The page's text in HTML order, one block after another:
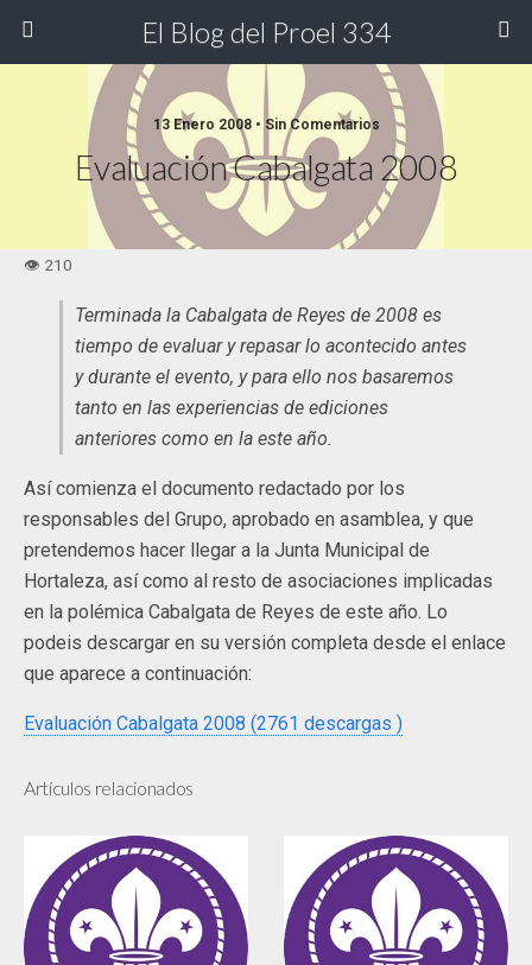
El Blog del Proel 334
13 Enero 2008 • Sin Comentarios
Evaluación Cabalgata 2008
Terminada la Cabalgata de Reyes de 2008 es
tiempo de evaluar y repasar lo acontecido antes
y durante el evento, y para ello nos basaremos
tanto en las experiencias de ediciones
anteriores como en la este año.
Así comienza el documento redactado por los
responsables del Grupo, aprobado en asamblea, y que
pretendemos hacer llegar a la Junta Municipal de
Hortaleza, así como al resto de asociaciones implicadas
en la polémica Cabalgata de Reyes de este año. Lo
podeis descargar en su versión completa desde el enlace
que aparece a continuación:
Evaluación Cabalgata 2008 (2761 descargas )
Artículos relacionados